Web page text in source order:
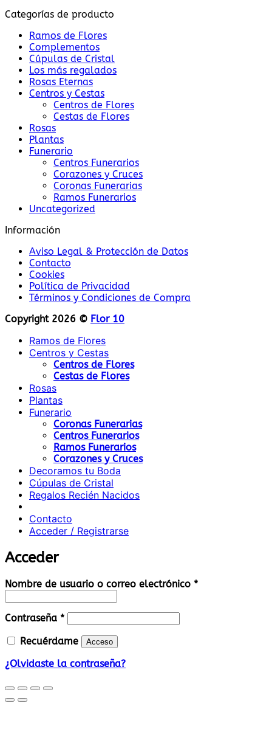
Categorías de producto
Ramos de Flores
Complementos
Cúpulas de Cristal
Los más regalados
Rosas Eternas
Centros y Cestas
Centros de Flores
Cestas de Flores
Rosas
Plantas
Funerario
Centros Funerarios
Corazones y Cruces
Coronas Funerarias
Ramos Funerarios
Uncategorized
Información
Aviso Legal & Protección de Datos
Contacto
Cookies
Política de Privacidad
Términos y Condiciones de Compra
Copyright 2026 © Flor 10
Ramos de Flores
Centros y Cestas
Centros de Flores
Cestas de Flores
Rosas
Plantas
Funerario
Coronas Funerarias
Centros Funerarios
Ramos Funerarios
Corazones y Cruces
Decoramos tu Boda
Cúpulas de Cristal
Regalos Recién Nacidos
Contacto
Acceder / Registrarse
Acceder
Nombre de usuario o correo electrónico *Obligatorio
Contraseña *Obligatorio
Recuérdame Acceso
¿Olvidaste la contraseña?